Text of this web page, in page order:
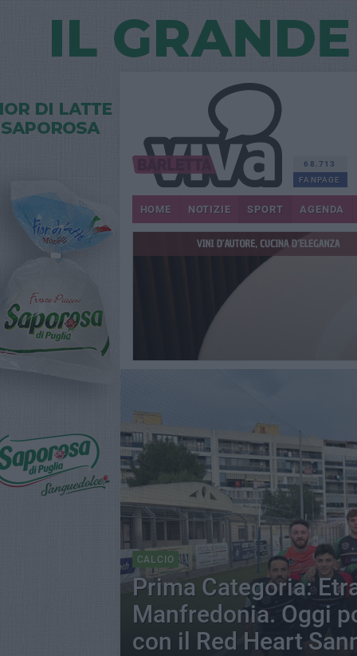
68.713
FANPAGE
HOME NOTIZIE SPORT AGENDA
CALCIO
Prima Categoria:
Manfredonia. Oggi
con il Red Heart